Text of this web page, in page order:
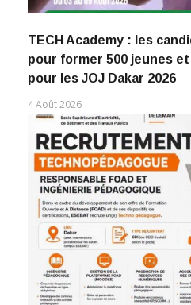
TECH Academy : les
pour former 500 jeunes
pour les JOJ Dakar 2026
4 Août 2026